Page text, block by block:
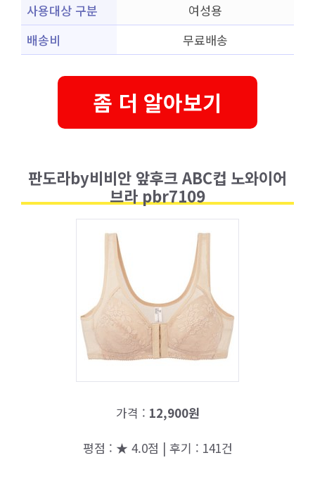
사용대상 구분
여성용
배송비
무료배송
좀 더 알아보기
판도라by비비안 앞후크 ABC컵 노와이어
브라 pbr7109
가격 : 12,900원
평점 : ★ 4.0점 | 후기 : 141건